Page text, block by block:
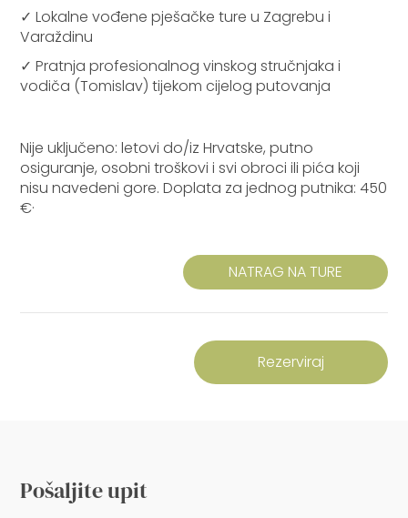
✓ Lokalne vođene pješačke ture u Zagrebu i
Varaždinu
✓ Pratnja profesionalnog vinskog stručnjaka i
vodiča (Tomislav) tijekom cijelog putovanja
Nije uključeno: letovi do/iz Hrvatske, putno
osiguranje, osobni troškovi i svi obroci ili pića koji
nisu navedeni gore. Doplata za jednog putnika: 450
€·
NATRAG NA TURE
Rezerviraj
Pošaljite upit